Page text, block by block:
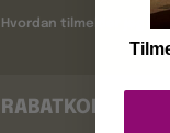
Hvordan tilmelder jeg mig
RABATKODER